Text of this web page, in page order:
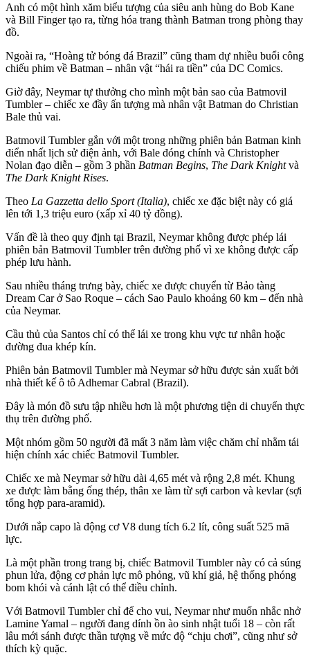
Anh có một hình xăm biểu tượng của siêu anh hùng do Bob Kane
và Bill Finger tạo ra, từng hóa trang thành Batman trong phòng thay
đồ.
Ngoài ra, “Hoàng tử bóng đá Brazil” cũng tham dự nhiều buổi công
chiếu phim về Batman – nhân vật “hái ra tiền” của DC Comics.
Giờ đây, Neymar tự thưởng cho mình một bản sao của Batmovil
Tumbler – chiếc xe đầy ấn tượng mà nhân vật Batman do Christian
Bale thủ vai.
Batmovil Tumbler gắn với một trong những phiên bản Batman kinh
điển nhất lịch sử điện ảnh, với Bale đóng chính và Christopher
Nolan đạo diễn – gồm 3 phần Batman Begins, The Dark Knightvà
The Dark Knight Rises.
Theo La Gazzetta dello Sport (Italia), chiếc xe đặc biệt này có giá
lên tới 1,3 triệu euro (xấp xỉ 40 tỷ đồng).
Vấn đề là theo quy định tại Brazil, Neymar không được phép lái
phiên bản Batmovil Tumbler trên đường phố vì xe không được cấp
phép lưu hành.
Sau nhiều tháng trưng bày, chiếc xe được chuyển từ Bảo tàng
Dream Car ở Sao Roque – cách Sao Paulo khoảng 60 km – đến nhà
của Neymar.
Cầu thủ của Santos chỉ có thể lái xe trong khu vực tư nhân hoặc
đường đua khép kín.
Phiên bản Batmovil Tumbler mà Neymar sở hữu được sản xuất bởi
nhà thiết kế ô tô Adhemar Cabral (Brazil).
Đây là món đồ sưu tập nhiều hơn là một phương tiện di chuyển thực
thụ trên đường phố.
Một nhóm gồm 50 người đã mất 3 năm làm việc chăm chỉ nhằm tái
hiện chính xác chiếc Batmovil Tumbler.
Chiếc xe mà Neymar sở hữu dài 4,65 mét và rộng 2,8 mét. Khung
xe được làm bằng ống thép, thân xe làm từ sợi carbon và kevlar (sợi
tổng hợp para-aramid).
Dưới nắp capo là động cơ V8 dung tích 6.2 lít, công suất 525 mã
lực.
Là một phần trong trang bị, chiếc Batmovil Tumbler này có cả súng
phun lửa, động cơ phản lực mô phỏng, vũ khí giả, hệ thống phóng
bom khói và cánh lật có thể điều chỉnh.
Với Batmovil Tumbler chỉ để cho vui, Neymar như muốn nhắc nhở
Lamine Yamal – người đang dính ồn ào sinh nhật tuổi 18 – còn rất
lâu mới sánh được thần tượng về mức độ “chịu chơi”, cũng như sở
thích kỳ quặc.